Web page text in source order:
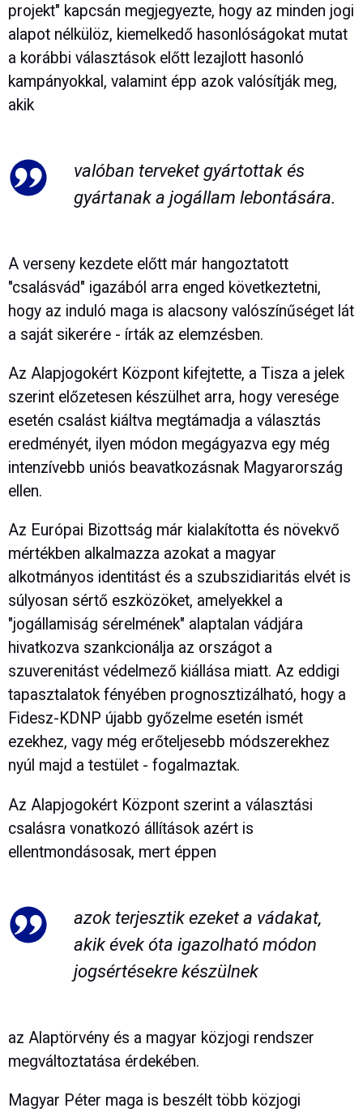
projekt" kapcsán megjegyezte, hogy az minden jogi
alapot nélkülöz, kiemelkedő hasonlóságokat mutat
a korábbi választások előtt lezajlott hasonló
kampányokkal, valamint épp azok valósítják meg,
akik
valóban terveket gyártottak és
gyártanak a jogállam lebontására.
A verseny kezdete előtt már hangoztatott
"csalásvád" igazából arra enged következtetni,
hogy az induló maga is alacsony valószínűséget lát
a saját sikerére - írták az elemzésben.
Az Alapjogokért Központ kifejtette, a Tisza a jelek
szerint előzetesen készülhet arra, hogy veresége
esetén csalást kiáltva megtámadja a választás
eredményét, ilyen módon megágyazva egy még
intenzívebb uniós beavatkozásnak Magyarország
ellen.
Az Európai Bizottság már kialakította és növekvő
mértékben alkalmazza azokat a magyar
alkotmányos identitást és a szubszidiaritás elvét is
súlyosan sértő eszközöket, amelyekkel a
"jogállamiság sérelmének" alaptalan vádjára
hivatkozva szankcionálja az országot a
szuverenitást védelmező kiállása miatt. Az eddigi
tapasztalatok fényében prognosztizálható, hogy a
Fidesz-KDNP újabb győzelme esetén ismét
ezekhez, vagy még erőteljesebb módszerekhez
nyúl majd a testület - fogalmaztak.
Az Alapjogokért Központ szerint a választási
csalásra vonatkozó állítások azért is
ellentmondásosak, mert éppen
azok terjesztik ezeket a vádakat,
akik évek óta igazolható módon
jogsértésekre készülnek
az Alaptörvény és a magyar közjogi rendszer
megváltoztatása érdekében.
Magyar Péter maga is beszélt több közjogi